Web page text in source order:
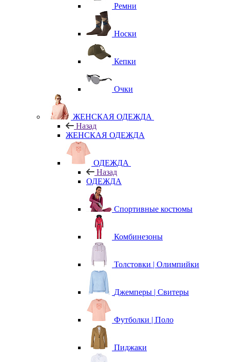
Ремни
Носки
Кепки
Очки
ЖЕНСКАЯ ОДЕЖДА
Назад
ЖЕНСКАЯ ОДЕЖДА
ОДЕЖДА
Назад
ОДЕЖДА
Спортивные костюмы
Комбинезоны
Толстовки | Олимпийки
Джемперы | Свитеры
Футболки | Поло
Пиджаки